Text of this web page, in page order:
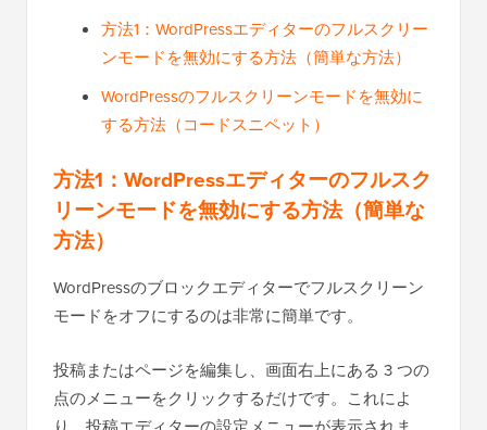
方法1：WordPressエディターのフルスクリー
ンモードを無効にする方法（簡単な方法）
WordPressのフルスクリーンモードを無効に
する方法（コードスニペット）
方法1：WordPressエディターのフルスク
リーンモードを無効にする方法（簡単な
方法）
WordPressのブロックエディターでフルスクリーン
モードをオフにするのは非常に簡単です。
投稿またはページを編集し、画面右上にある 3 つの
点のメニューをクリックするだけです。これによ